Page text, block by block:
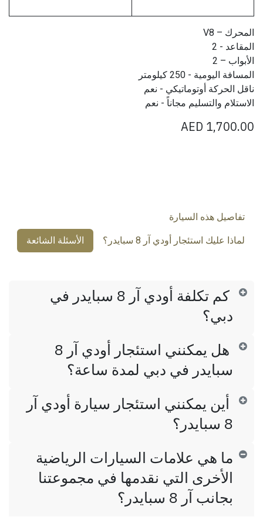
المحرك – V8
المقاعد - 2
الأبواب – 2
المسافة اليومية - 250 كيلومتر
ناقل الحركة أوتوماتيكي - نعم
الاستلام والتسليم مجاناً - نعم
1,700.00
تفاصيل هذه السيارة
لماذا عليك استئجار أودي آر 8 سبايدر؟ الأسئلة الشائعة
كم تكلفة أودي آر 8 سبايدر في
دبي؟
هل يمكنني استئجار أودي آر 8
سبايدر في دبي لمدة ساعة؟
أين يمكنني استئجار سيارة أودي آر
8 سبايدر؟
ما هي علامات السيارات الرياضية
الأخرى التي نقدمها في مجموعتنا
بجانب آر 8 سبايدر؟